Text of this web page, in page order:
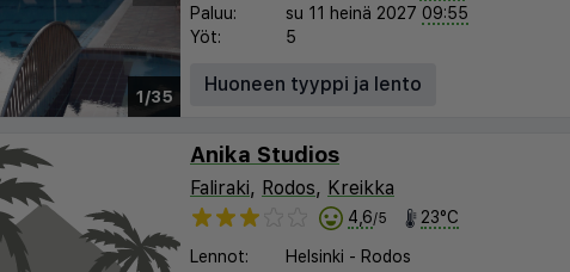
1/35
Paluu:
su 11 heinä 2027 09:55
Yöt:
5
Huoneen tyyppi ja lento
Anika Studios
Faliraki, Rodos, Kreikka
4,6/5 23°C
Lennot: Helsinki - Rodos